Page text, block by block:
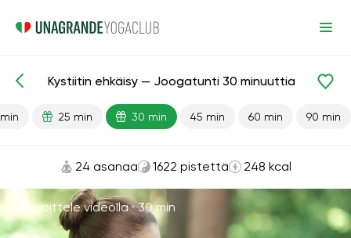
Valmiit oppitunnit Kystiitti
Kystiitin ehkäisy — Joogatunti 30 minuuttia
25 min 30 min 45 min 60 min 90 min
24 asanaa 1622 pistettä 248 kcal
Harjoittele videolla ·30 min